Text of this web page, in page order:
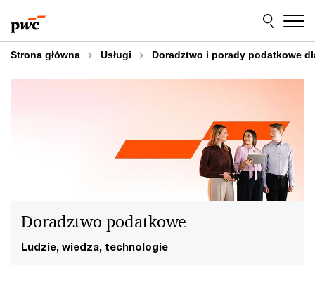
do
treści
do
stopki
Strona główna Usługi Doradztwo i porady podatkowe
Ludzie, wiedza, technologie
Doradztwo podatkowe